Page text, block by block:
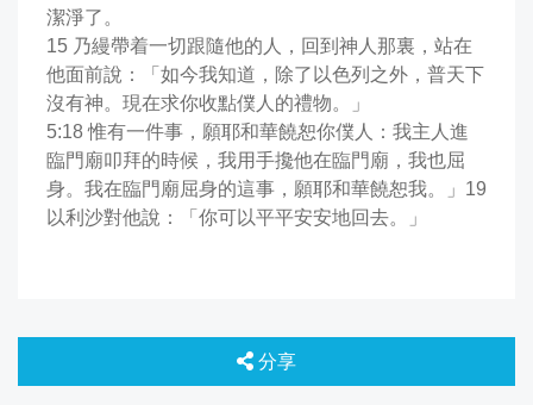
潔淨了。
15 乃縵帶着一切跟隨他的人，回到神人那裏，站在
他面前說：「如今我知道，除了以色列之外，普天下
沒有神。現在求你收點僕人的禮物。」
5:18 惟有一件事，願耶和華饒恕你僕人：我主人進
臨門廟叩拜的時候，我用手攙他在臨門廟，我也屈
身。我在臨門廟屈身的這事，願耶和華饒恕我。」19
以利沙對他說：「你可以平平安安地回去。」
分享